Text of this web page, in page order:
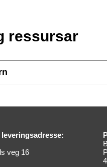
ressursar
veg 16